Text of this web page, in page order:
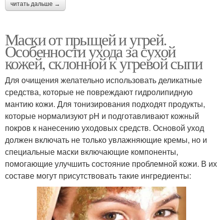
читать дальше →
Маски от прыщей и угрей.
Особенности ухода за сухой
кожей, склонной к угревой сыпи
Для очищения желательно использовать деликатные
средства, которые не повреждают гидролипидную
мантию кожи. Для тонизирования подходят продукты,
которые нормализуют pH и подготавливают кожный
покров к нанесению уходовых средств. Основой уход
должен включать не только увлажняющие кремы, но и
специальные маски включающие компоненты,
помогающие улучшить состояние проблемной кожи. В их
составе могут присутствовать такие ингредиенты: